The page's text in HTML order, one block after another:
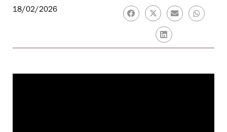
18/02/2026